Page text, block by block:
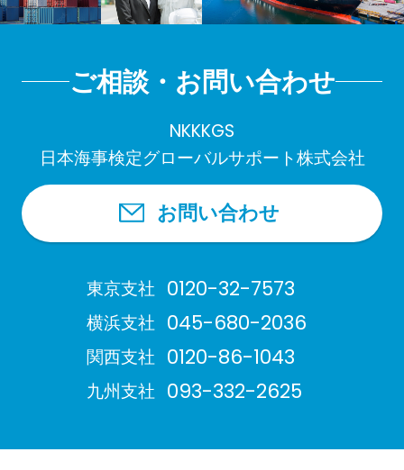
ご相談・お問い合わせ
NKKKGS
日本海事検定グローバルサポート株式会社
お問い合わせ
東京支社 0120-32-7573
横浜支社 045-680-2036
関西支社 0120-86-1043
九州支社 093-332-2625